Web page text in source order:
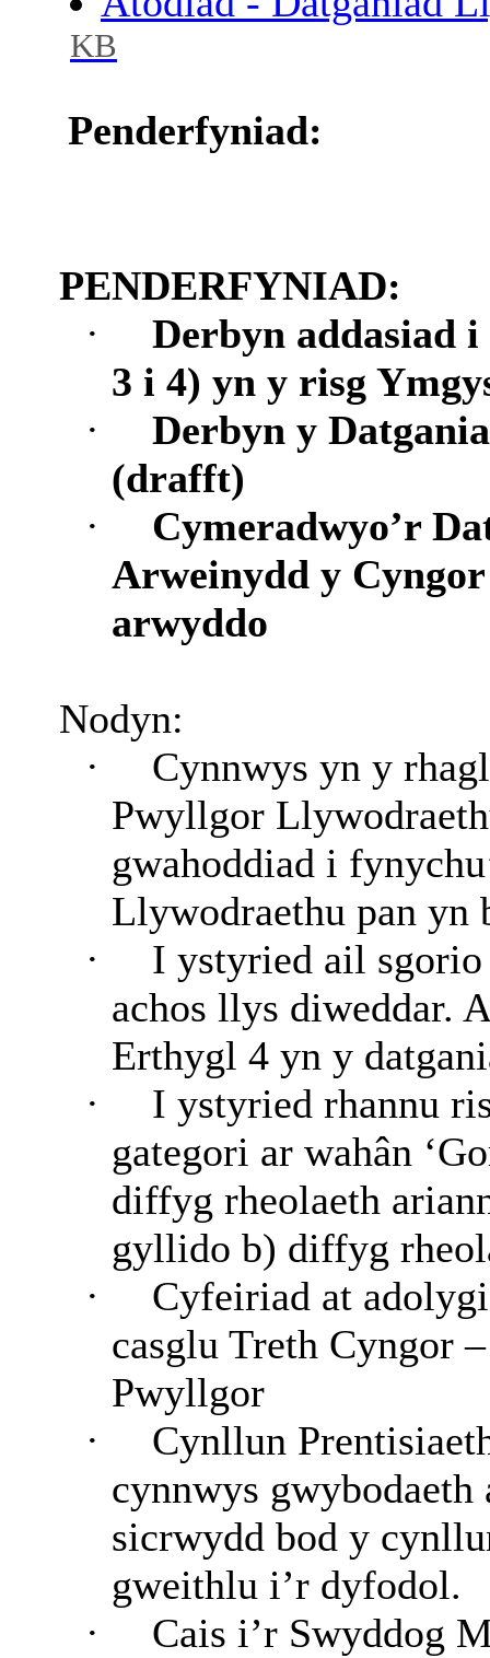
KB
Penderfyniad:
PENDERFYNIAD:
·
Derbyn addasiad
3 i 4) yn y risg
·
Derbyn y
(drafft)
·
Cymeradwyo’r
Arweinydd y
arwyddo
Nodyn:
·
Cynnwys yn y
Pwyllgor
gwahoddiad i
Llywodraethu pan yn
·
I ystyried ail
achos llys diweddar.
Erthygl 4 yn y
·
I ystyried rhannu
gategori ar wahân
diffyg rheolaeth
gyllido b) diffyg
·
Cyfeiriad at
casglu Treth Cyngor
Pwyllgor
·
Cynllun
cynnwys
sicrwydd bod y
gweithlu i’r dyfodol.
·
Cais i’r Swyddog